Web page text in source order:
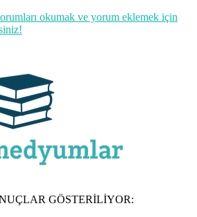
okumak ve yorum eklemek için
GÖSTERİLİYOR: